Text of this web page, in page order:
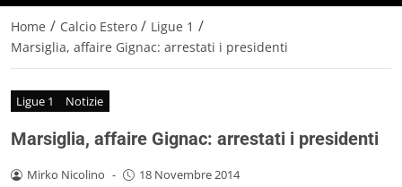
Home / Calcio Estero / Ligue 1 /
Marsiglia, affaire Gignac: arrestati i presidenti
Ligue 1 Notizie
Marsiglia, affaire Gignac: arrestati i presidenti
Mirko Nicolino - 18 Novembre 2014